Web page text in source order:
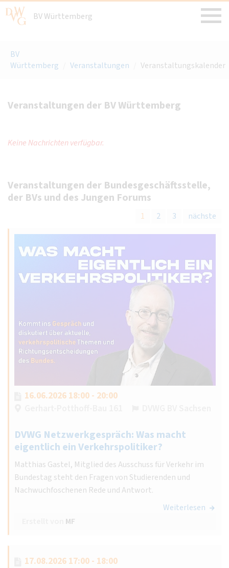
BV Württemberg
BV
Württemberg
Veranstaltungen Veranstaltungskalender
Veranstaltungen der BV Württemberg
Keine Nachrichten verfügbar.
Veranstaltungen der Bundesgeschäftsstelle,
der BVs und des Jungen Forums
1 2 3 nächste
16.06.2026 18:00 - 20:00
DVWG Netzwerkgespräch: Was macht
eigentlich ein Verkehrspolitiker?
Matthias Gastel, Mitglied des Ausschuss für Verkehr im
Bundestag steht den Fragen von Studierenden und
Nachwuchfoschenen Rede und Antwort.
Weiterlesen
MF
17.08.2026 17:00 - 18:00